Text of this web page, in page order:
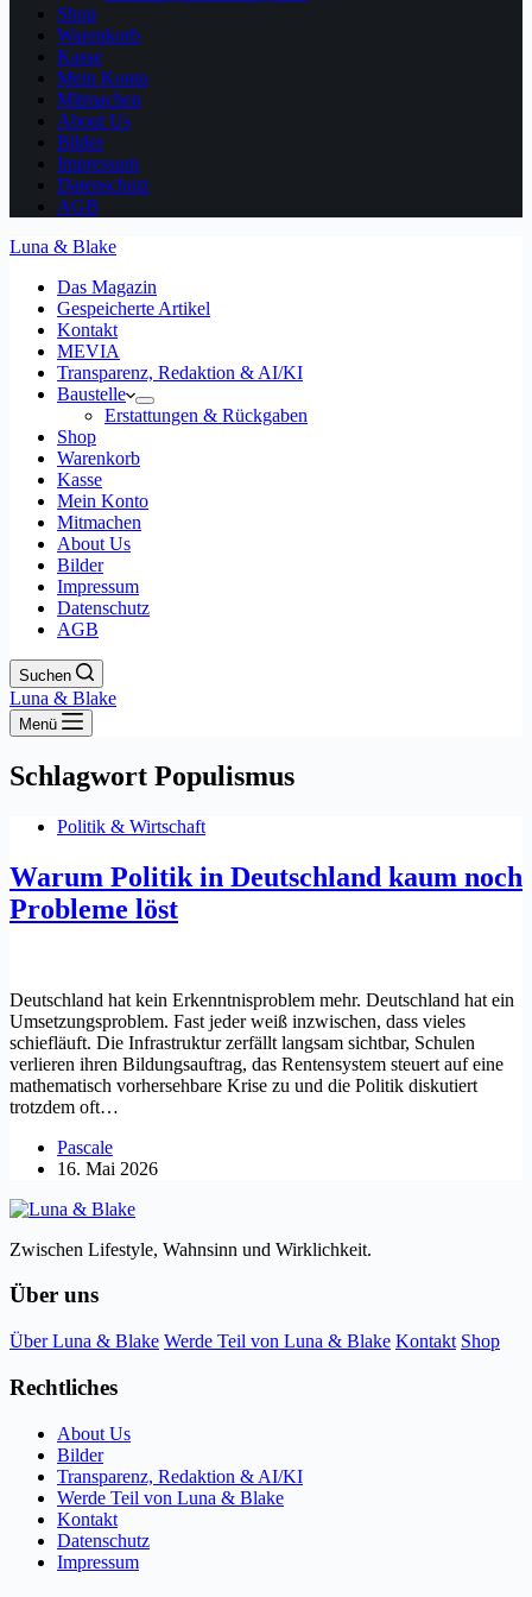
Shop
Warenkorb
Kasse
Mein Konto
Mitmachen
About Us
Bilder
Impressum
Datenschutz
AGB
Luna & Blake
Das Magazin
Gespeicherte Artikel
Kontakt
MEVIA
Transparenz, Redaktion & AI/KI
Baustelle
Erstattungen & Rückgaben
Shop
Warenkorb
Kasse
Mein Konto
Mitmachen
About Us
Bilder
Impressum
Datenschutz
AGB
Suchen
Luna & Blake
Menü
Schlagwort Populismus
Politik & Wirtschaft
Warum Politik in Deutschland kaum noch
Probleme löst
Deutschland hat kein Erkenntnisproblem mehr. Deutschland hat ein
Umsetzungsproblem. Fast jeder weiß inzwischen, dass vieles
schiefläuft. Die Infrastruktur zerfällt langsam sichtbar, Schulen
verlieren ihren Bildungsauftrag, das Rentensystem steuert auf eine
mathematisch vorhersehbare Krise zu und die Politik diskutiert
trotzdem oft…
Pascale
16. Mai 2026
Zwischen Lifestyle, Wahnsinn und Wirklichkeit.
Über uns
Über Luna & Blake Werde Teil von Luna & Blake Kontakt Shop
Rechtliches
About Us
Bilder
Transparenz, Redaktion & AI/KI
Werde Teil von Luna & Blake
Kontakt
Datenschutz
Impressum